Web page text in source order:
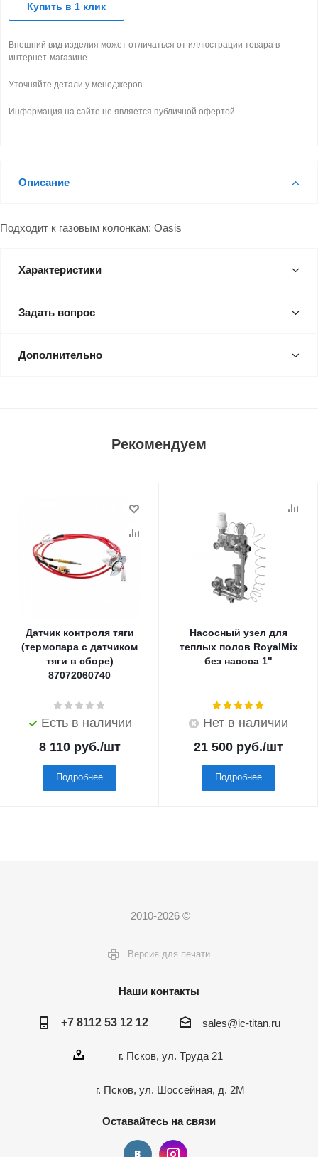
Купить в 1 клик
Внешний вид изделия может отличаться от иллюстрации товара в
интернет-магазине.
Уточняйте детали у менеджеров.
Информация на сайте не является публичной офертой.
Описание
Подходит к газовым колонкам: Oasis
Характеристики
Задать вопрос
Дополнительно
Рекомендуем
Датчик контроля тяги
(термопара с датчиком
тяги в сборе)
87072060740
Есть в наличии
8 110руб./шт
Подробнее
Насосный узел для
теплых полов RoyalMix
без насоса 1"
Нет в наличии
21 500 руб./шт
Подробнее
2010-2026 ©
Версия для печати
Наши контакты
+7 8112 53 12 12 sales@ic-titan.ru
г. Псков, ул. Труда 21
г. Псков, ул. Шоссейная, д. 2М
Оставайтесь на связи